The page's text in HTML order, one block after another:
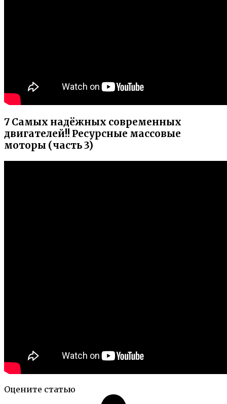
7 Самых надёжных современных
двигателей!! Ресурсные массовые
моторы (часть 3)
Оцените статью